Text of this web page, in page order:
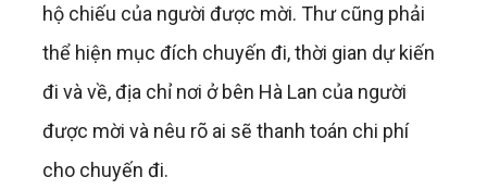
hộ chiếu của người được mời. Thư cũng phải
thể hiện mục đích chuyến đi, thời gian dự kiến
đi và về, địa chỉ nơi ở bên Hà Lan của người
được mời và nêu rõ ai sẽ thanh toán chi phí
cho chuyến đi.